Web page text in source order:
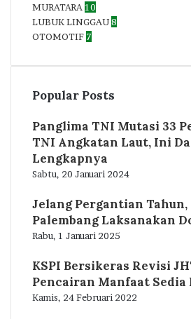
MURATARA 10
LUBUK LINGGAU8
OTOMOTIF 7
Popular Posts
Panglima TNI Mutasi 33
TNI Angkatan Laut, Ini
Lengkapnya
Sabtu, 20 Januari 2024
Jelang Pergantian Tahun,
Palembang Laksanakan
Rabu, 1 Januari 2025
KSPI Bersikeras Revisi
Pencairan Manfaat Sedia
Kamis, 24 Februari 2022